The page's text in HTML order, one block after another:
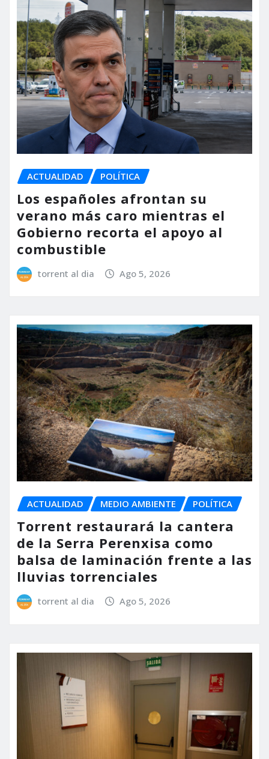
ACTUALIDAD POLÍTICA
Los españoles afrontan su
verano más caro mientras el
Gobierno recorta el apoyo al
combustible
torrent al dia Ago 5, 2026
ACTUALIDAD MEDIO AMBIENTE POLÍTICA
Torrent restaurará la cantera
de la Serra Perenxisa como
balsa de laminación frente a las
lluvias torrenciales
torrent al dia Ago 5, 2026